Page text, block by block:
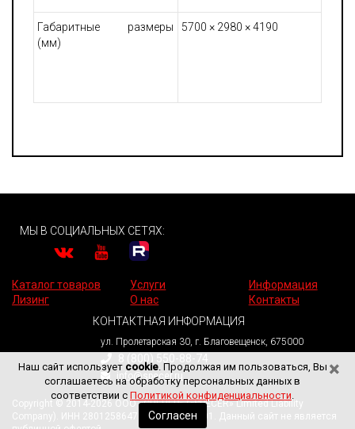
Габаритные размеры
(мм)
5700 × 2980 × 4190
МЫ В СОЦИАЛЬНЫХ СЕТЯХ:
Каталог товаров Услуги
Информация
Лизинг
О нас
Контакты
КОНТАКТНАЯ ИНФОРМАЦИЯ
ул. Пролетарская 30, г. Благовещенск, 675000
8 (800) 550-88-74
info@specer.ru
Copyright © 2014-2026 ООО «СПЕЦЕР» («SPECER» Limited Liability
Company). ИНН 2801258647. КПП 280101001. Данный сайт не является
×
Наш сайт использует cookie. Продолжая им пользоваться, Вы
соглашаетесь на обработку персональных данных в
соответствии с Политикой конфиденциальности.
Согласен